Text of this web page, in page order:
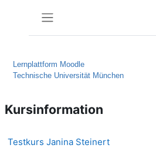
Lernplattform Moodle
Technische Universität München
Kursinformation
Testkurs Janina Steinert